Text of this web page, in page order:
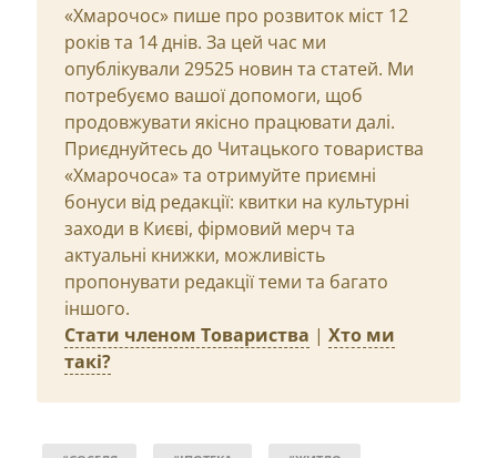
«Хмарочос» пише про розвиток міст 12
років та 14 днів. За цей час ми
опублікували 29525 новин та статей. Ми
потребуємо вашої допомоги, щоб
продовжувати якісно працювати далі.
Приєднуйтесь до Читацького товариства
«Хмарочоса» та отримуйте приємні
бонуси від редакції: квитки на культурні
заходи в Києві, фірмовий мерч та
актуальні книжки, можливість
пропонувати редакції теми та багато
іншого.
Стати членом Товариства | Хто ми
такі?